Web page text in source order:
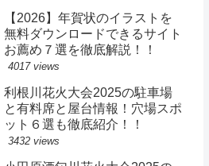
【2026】年賀状のイラストを
無料ダウンロードできるサイト
お薦め７選を徹底解説！！
4017 views
利根川花火大会2025の駐車場
と有料席と屋台情報！穴場スポ
ット６選も徹底紹介！！
3432 views